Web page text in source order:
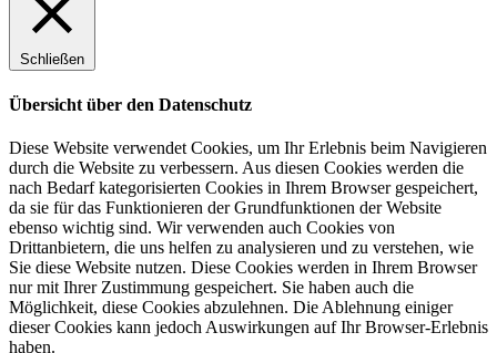
Schließen
Übersicht über den Datenschutz
Diese Website verwendet Cookies, um Ihr Erlebnis beim Navigieren
durch die Website zu verbessern. Aus diesen Cookies werden die
nach Bedarf kategorisierten Cookies in Ihrem Browser gespeichert,
da sie für das Funktionieren der Grundfunktionen der Website
ebenso wichtig sind. Wir verwenden auch Cookies von
Drittanbietern, die uns helfen zu analysieren und zu verstehen, wie
Sie diese Website nutzen. Diese Cookies werden in Ihrem Browser
nur mit Ihrer Zustimmung gespeichert. Sie haben auch die
Möglichkeit, diese Cookies abzulehnen. Die Ablehnung einiger
dieser Cookies kann jedoch Auswirkungen auf Ihr Browser-Erlebnis
haben.